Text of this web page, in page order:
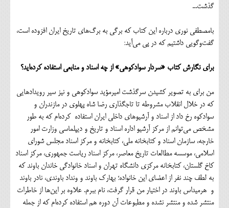
گذشت...
بامصطفی نوری درباره این کتاب که برگی به برگ‌های تاریخ ایران افزوده است،
گفت‌وگویی داشتیم که در پی می‌آید:
برای نگارش کتاب «سردار سوادکوهی» از چه اسناد و منابعی استفاده کرده‌اید؟
من برای به تصویر کشیدن سرگذشت امیرمؤید سوادکوهی و نیز سیر رویدادهایی
که در خلال انقلاب مشروطه تا تاجگذاری رضا شاه پهلوی در مازندران و
سوادکوه رخ داد از اسناد و آرشیو‌های داخلی ایران استفاده‌ کرده‌ام که به طور
مشخص می‌توانم از مرکز آرشیو اداره اسناد و تاریخ و دیپلماسی وزارت امور
خارجه، سازمان اسناد و کتابخانه ملی، کتابخانه و مرکز اسناد مجلس شورای
اسلامی، موسسه مطالعات تاریخ معاصر، مرکز اسناد ریاست جمهوری، مرکز اسناد
کاخ گلستان، کتابخانه مرکزی دانشگاه تهران و اسناد خانوادگی خاندان باوند که
به لطف چند نفر از اعضای این خانواده؛ بهارک باوند و ونداد باوندی، نادر باوند
و هرمیداس باوند در اختیار من قرار گرفت، نام ببرم. علاوه بر این‌ها از خاطرات
منتشر شده و منتشر نشده و مطبوعات آن دوره هم استفاده کرده‌ام که از جمله